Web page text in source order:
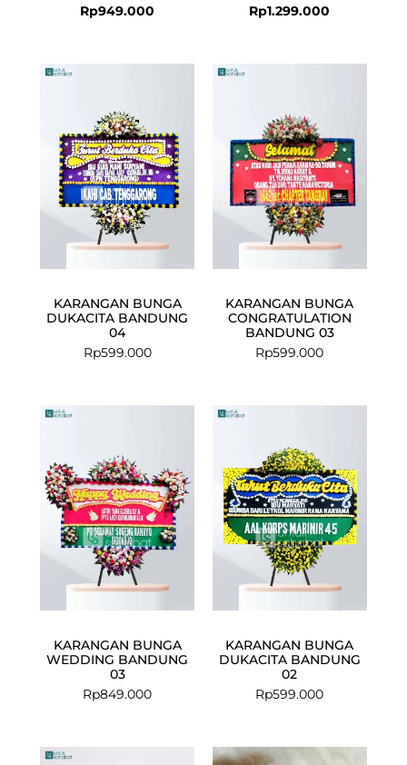
Rp949.000 Rp1.299.000
KARANGAN BUNGA
DUKACITA BANDUNG
04
Rp599.000
KARANGAN BUNGA
CONGRATULATION
BANDUNG 03
Rp599.000
KARANGAN BUNGA
WEDDING BANDUNG
03
Rp849.000
KARANGAN BUNGA
DUKACITA BANDUNG
02
Rp599.000
Original